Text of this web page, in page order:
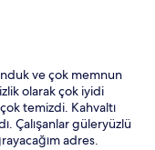
ve çok memnun
olarak çok iyidi
temizdi. Kahvaltı
Çalışanlar güleryüzlü
adres.